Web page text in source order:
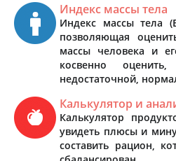
Индекс массы тела
Индекс массы тела
позволяющая
массы человека и
косвенно
недостаточной,
Калькулятор и
Калькулятор
увидеть плюсы и
составить рацион,